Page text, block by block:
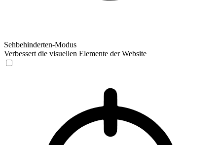
Sehbehinderten-Modus
Verbessert die visuellen Elemente der Website